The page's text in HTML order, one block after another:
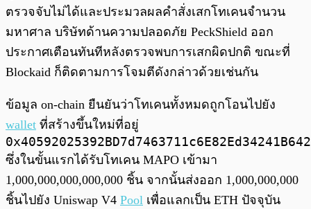
ตรวจจับไม่ได้และประมวลผลคำสั่งเสกโทเคนจำนวน
มหาศาล บริษัทด้านความปลอดภัย PeckShield ออก
ประกาศเตือนทันทีหลังตรวจพบการเสกผิดปกติ ขณะที่
Blockaid ก็ติดตามการโจมตีดังกล่าวด้วยเช่นกัน
ข้อมูล on-chain ยืนยันว่าโทเคนทั้งหมดถูกโอนไปยัง
wallet ที่สร้างขึ้นใหม่ที่อยู่
ซึ่งในขั้นแรกได้รับโทเคน MAPO เข้ามา
1,000,000,000,000,000 ชิ้น จากนั้นส่งออก 1,000,000,000
ชิ้นไปยัง Uniswap V4 Pool เพื่อแลกเป็น ETH ปัจจุบัน